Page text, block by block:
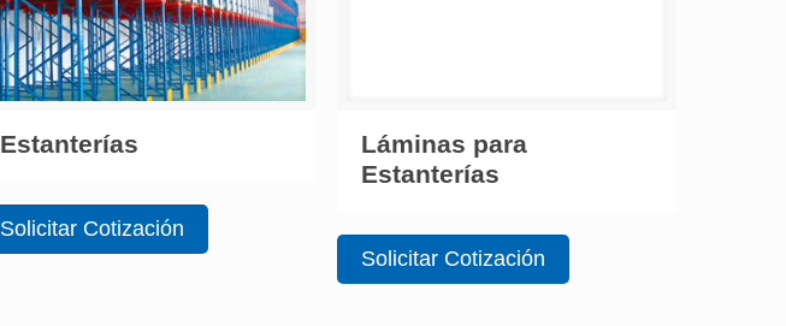
Estanterías
Solicitar Cotización
Láminas para
Estanterías
Solicitar Cotización